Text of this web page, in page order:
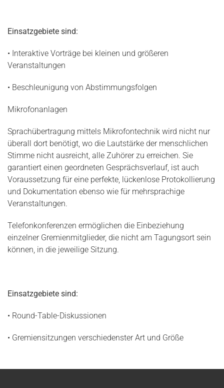
Einsatzgebiete sind:
• Interaktive Vorträge bei kleinen und größeren
Veranstaltungen
• Beschleunigung von Abstimmungsfolgen
Mikrofonanlagen
Sprachübertragung mittels Mikrofontechnik wird nicht nur
überall dort benötigt, wo die Lautstärke der menschlichen
Stimme nicht ausreicht, alle Zuhörer zu erreichen. Sie
garantiert einen geordneten Gesprächsverlauf, ist auch
Voraussetzung für eine perfekte, lückenlose Protokollierung
und Dokumentation ebenso wie für mehrsprachige
Veranstaltungen.
Telefonkonferenzen ermöglichen die Einbeziehung
einzelner Gremienmitglieder, die nicht am Tagungsort sein
können, in die jeweilige Sitzung.
Einsatzgebiete sind:
• Round-Table-Diskussionen
• Gremiensitzungen verschiedenster Art und Größe